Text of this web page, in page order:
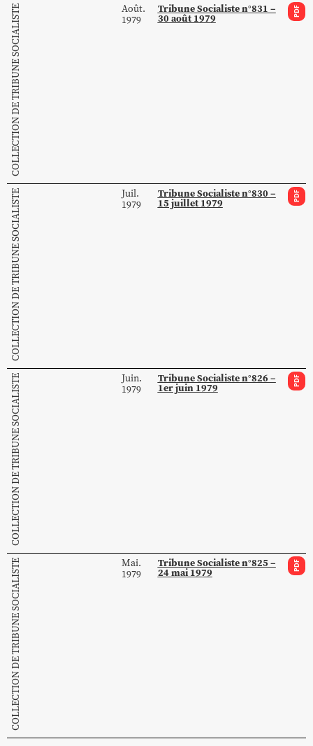
COLLECTION DE TRIBUNE SOCIALISTE
Août.
1979
Tribune Socialiste n°831 –
30 août 1979 PDF
COLLECTION DE TRIBUNE SOCIALISTE
Juil.
1979
Tribune Socialiste n°830 –
15 juillet 1979 PDF
COLLECTION DE TRIBUNE SOCIALISTE
Juin.
1979
Tribune Socialiste n°826 –
1er juin 1979 PDF
COLLECTION DE TRIBUNE SOCIALISTE
Mai.
1979
Tribune Socialiste n°825 –
24 mai 1979 PDF